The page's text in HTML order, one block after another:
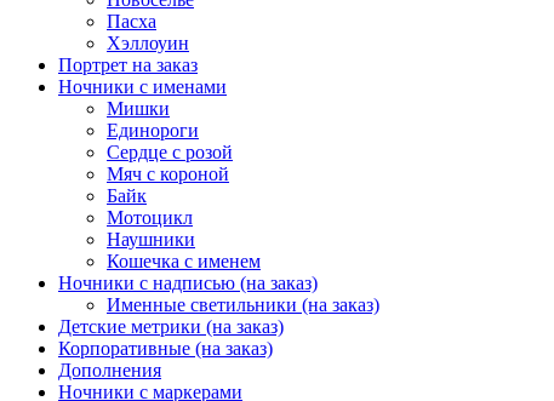
Пасха
Хэллоуин
Портрет на заказ
Ночники с именами
Мишки
Единороги
Сердце с розой
Мяч с короной
Байк
Мотоцикл
Наушники
Кошечка с именем
Ночники с надписью (на заказ)
Именные светильники (на заказ)
Детские метрики (на заказ)
Корпоративные (на заказ)
Дополнения
Ночники с маркерами